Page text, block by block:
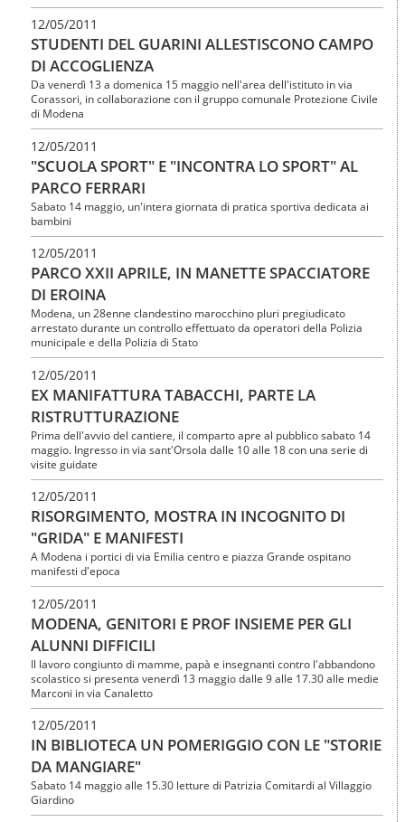
12/05/2011
STUDENTI DEL GUARINI ALLESTISCONO CAMPO
DI ACCOGLIENZA
Da venerdì 13 a domenica 15 maggio nell'area dell'istituto in via
Corassori, in collaborazione con il gruppo comunale Protezione Civile
di Modena
12/05/2011
"SCUOLA SPORT" E "INCONTRA LO SPORT" AL
PARCO FERRARI
Sabato 14 maggio, un'intera giornata di pratica sportiva dedicata ai
bambini
12/05/2011
PARCO XXII APRILE, IN MANETTE SPACCIATORE
DI EROINA
Modena, un 28enne clandestino marocchino pluri pregiudicato
arrestato durante un controllo effettuato da operatori della Polizia
municipale e della Polizia di Stato
12/05/2011
EX MANIFATTURA TABACCHI, PARTE LA
RISTRUTTURAZIONE
Prima dell'avvio del cantiere, il comparto apre al pubblico sabato 14
maggio. Ingresso in via sant'Orsola dalle 10 alle 18 con una serie di
visite guidate
12/05/2011
RISORGIMENTO, MOSTRA IN INCOGNITO DI
"GRIDA" E MANIFESTI
A Modena i portici di via Emilia centro e piazza Grande ospitano
manifesti d'epoca
12/05/2011
MODENA, GENITORI E PROF INSIEME PER GLI
ALUNNI DIFFICILI
Il lavoro congiunto di mamme, papà e insegnanti contro l'abbandono
scolastico si presenta venerdì 13 maggio dalle 9 alle 17.30 alle medie
Marconi in via Canaletto
12/05/2011
IN BIBLIOTECA UN POMERIGGIO CON LE "STORIE
DA MANGIARE"
Sabato 14 maggio alle 15.30 letture di Patrizia Comitardi al Villaggio
Giardino